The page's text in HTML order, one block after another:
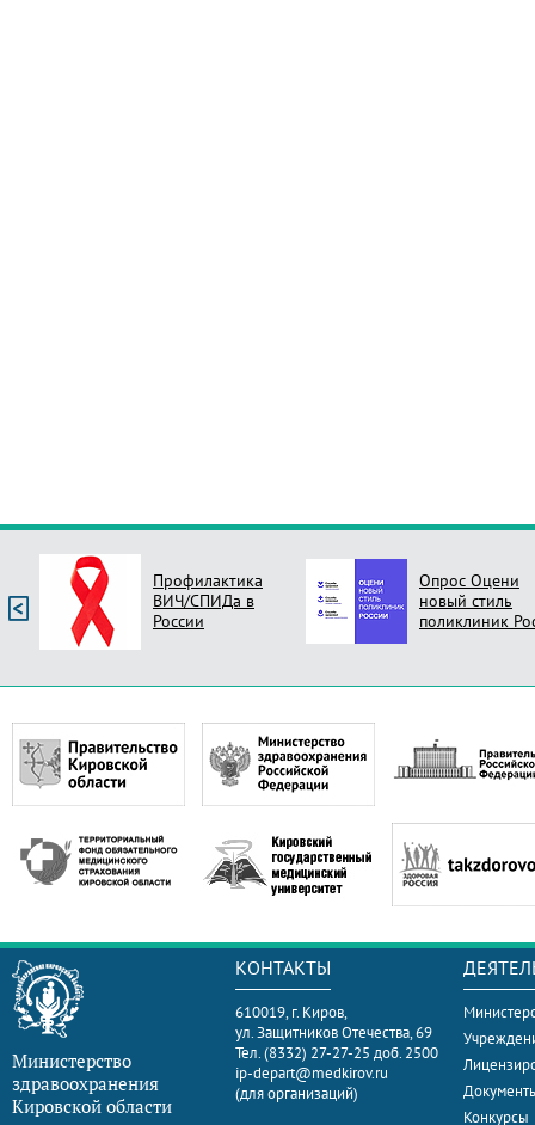
Профилактика
ВИЧ/СПИДа в
России
Опрос Оцени
новый стиль
поликлиник
Министерство
здравоохранения
Кировской области
КОНТАКТЫ
610019, г. Киров,
ул. Защитников Отечества, 69
Тел. (8332) 27-27-25 доб. 2500
ip-depart@medkirov.ru
(для организаций)
Конкурсы